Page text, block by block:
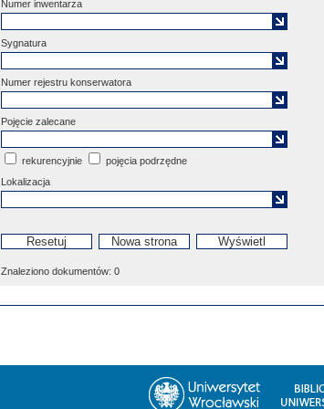
Numer inwentarza
Sygnatura
Numer rejestru konserwatora
Pojęcie zalecane
rekurencyjnie
pojęcia podrzędne
Lokalizacja
Znaleziono dokumentów: 0